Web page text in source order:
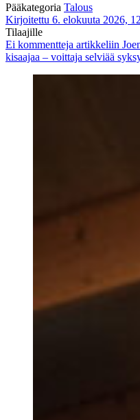
Pääkategoria Talous
Kirjoitettu 6. elokuuta 2026,
Tilaajille
Ei kommentteja artikkeliin
kisaajaa – voittaja selviää